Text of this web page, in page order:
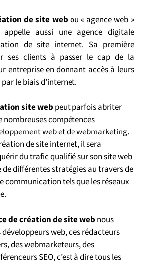
de site web ou « agence web »
appelle aussi une agence digitale
de site internet. Sa première
ses clients à passer le cap de la
entreprise en donnant accès à leurs
le biais d’internet.
site web peut parfois abriter
nombreuses compétences
web et de webmarketing.
de site internet, il sera
du trafic qualifié sur son site web
de différentes stratégies au travers de
communication tels que les réseaux
de création de site web nous
web, des rédacteurs
des webmarketeurs, des
SEO, c’est à dire tous les